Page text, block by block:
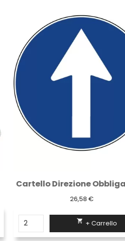
Cartello Direzione Obbligatoria a Diritto...
